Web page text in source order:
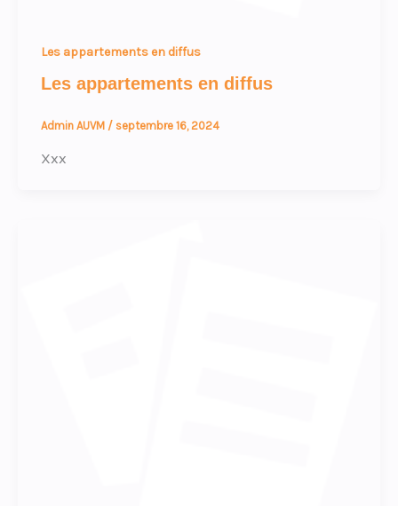
Les appartements en diffus
Les appartements en diffus
Admin AUVM / septembre 16, 2024
Xxx